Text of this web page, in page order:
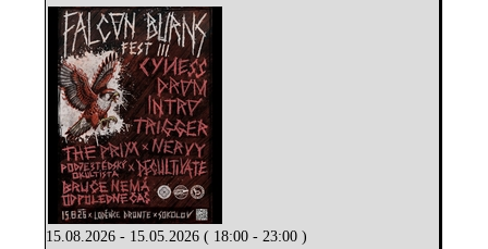
15.08.2026 - 15.05.2026 ( 18:00 - 23:00 )